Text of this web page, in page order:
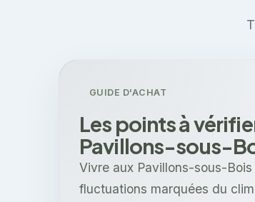
GUIDE D'ACHAT
Les points à
Pavillons-sous-
Vivre aux Pavillons-sous-
fluctuations marquées du